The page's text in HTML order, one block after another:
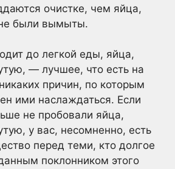
очистке, чем яйца,
были вымыты.
до легкой еды, яйца,
— лучшее, что есть на
причин, по которым
ими наслаждаться. Если
не пробовали яйца,
у вас, несомненно, есть
перед теми, кто долгое
поклонником этого